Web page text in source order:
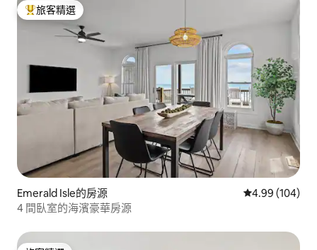
旅客精選榜首
旅客精選
Emerald Isle的房源 從 104 則評價
4.99 (104)
4 間臥室的海濱豪華房源